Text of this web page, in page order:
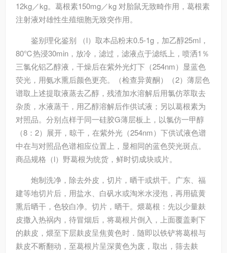
12kg／kg。葛根素150mg／kg 对胎鼠无致畸作用，葛根素
注射液对雄性生殖细胞无致突作用。
鉴别理化鉴别 （l）取本品粉末0.5-1g，加乙醇25ml，
80℃热浸30min，放冷，滤过，滤液点于滤纸上，喷洒1％
三氯化铝乙醇液，干燥后在紫外光灯下（254nm）显蓝色
荧光，用氨水熏后颜色更亮。（检查异黄酮）（2）薄层色
谱取上述提取液蒸去乙醇，残渣加水溶解后用氯仿萃取去
杂质，水液蒸干，用乙醇溶解后作供试液；另以葛根素为
对照品。分别点样于同一硅胶G薄层板上，以氯仿一甲醇
（8：2）展开，晾干，在紫外光（254nm）下供试液色谱
中在与对照品色谱相应位置上，显相同的蓝色荧光斑点。
商品规格（l）野葛根为统货，鲜时切成块或片。
炮制洗净，除去外皮，切片，晒干或烘干。广东、福
建等地切片后，用盐水、白矾水或淘米水浸泡，再用硫黄
熏后晒干，色较白净。切片，晒干。煨葛根：先以少量麸
皮撒入热祸内，待冒烟后，将葛根片倒入，上面覆盖剩下
的麸皮，煨至下层麸皮呈焦黄色时．随即以铁铲将葛根与
麸皮不断翻动，至葛根片呈深黄色为废，取出，筛去麸